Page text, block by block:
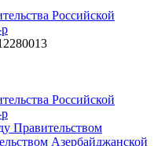
Российской
Российской
Правительством
Азербайджанской